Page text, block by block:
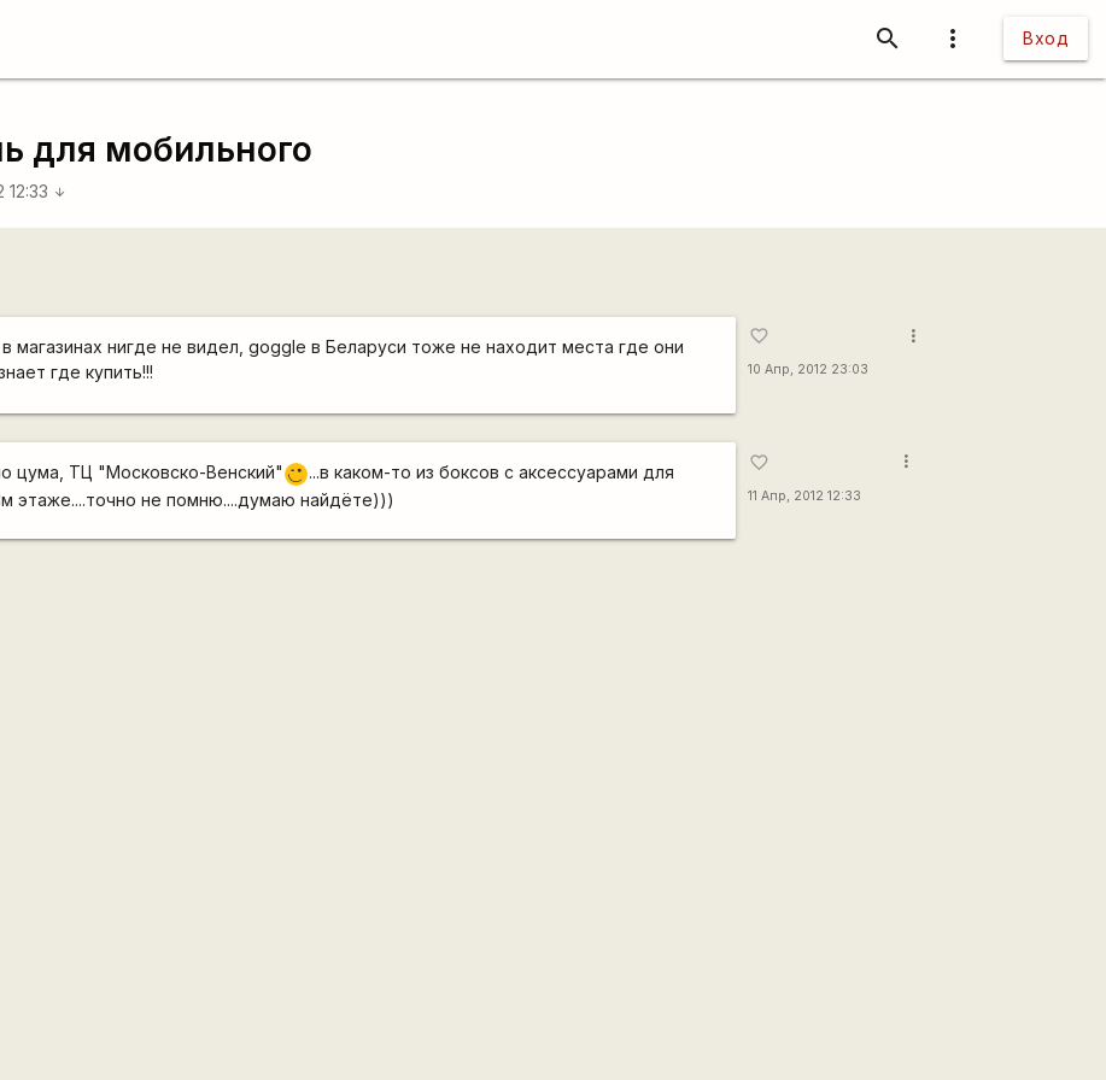
more_vert Вход
search
для мобильного
12:33 arrow_downward
магазинах нигде не видел, goggle в Беларуси тоже не находит места где они
где купить!!!
favorite_border
10 Апр, 2012 23:03
more_vert
цума, ТЦ "Московско-Венский" ;) ...в каком-то из боксов с аксессуарами для
этаже....точно не помню....думаю найдёте)))
favorite_border
11 Апр, 2012 12:33
more_vert